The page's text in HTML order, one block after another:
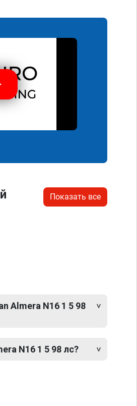
Показать все
Almera N16 1 5 98
N16 1 5 98 лс?